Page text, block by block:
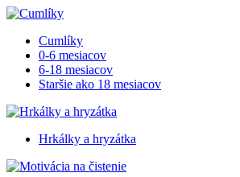
Cumlíky
0-6 mesiacov
6-18 mesiacov
Staršie ako 18 mesiacov
Hrkálky a hryzátka